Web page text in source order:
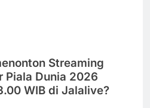
Streaming
Piala Dunia 2026
WIB di Jalalive?